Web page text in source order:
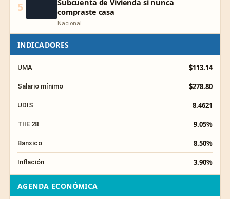
5
compraste casa
Nacional
INDICADORES
UMA $113.14
Salario mínimo $278.80
UDIS 8.4621
TIIE 28 9.05%
Banxico 8.50%
Inflación 3.90%
AGENDA ECONÓMICA